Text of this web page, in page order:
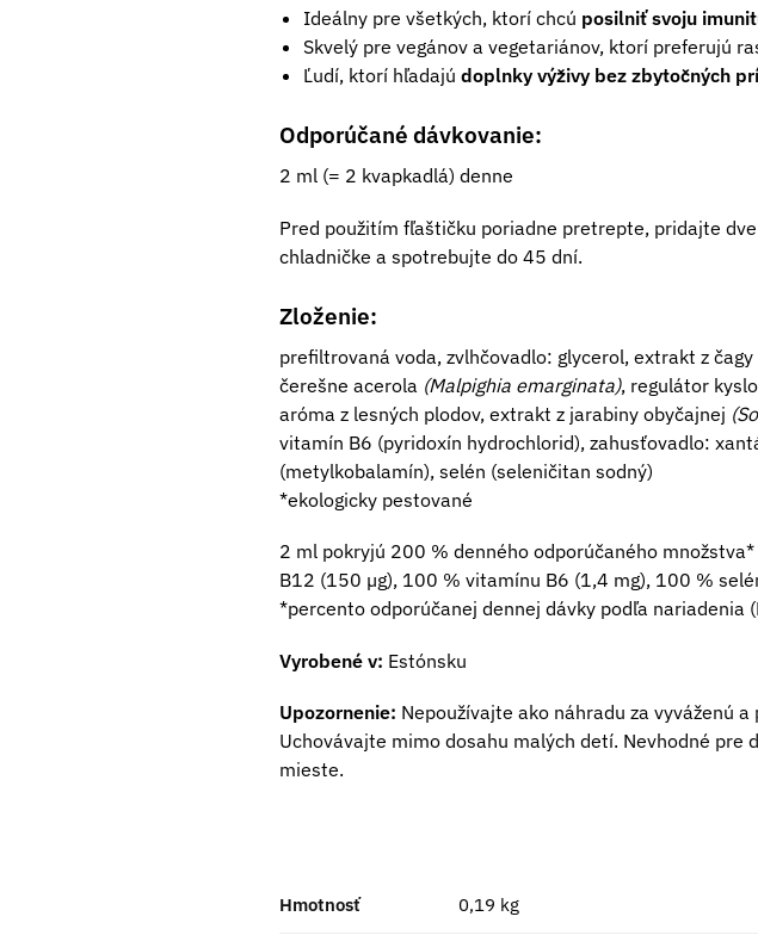
Ideálny pre všetkých, ktorí chcú posilniť svoju
Skvelý pre vegánov a vegetariánov, ktorí preferujú
Ľudí, ktorí hľadajú doplnky výživy bez zbytočných
Odporúčané dávkovanie:
2 ml (= 2 kvapkadlá) denne
Pred použitím fľaštičku poriadne pretrepte, pridajte
chladničke a spotrebujte do 45 dní.
Zloženie:
prefiltrovaná voda, zvlhčovadlo: glycerol, extrakt z čagy
čerešne acerola (Malpighia emarginata), regulátor
aróma z lesných plodov, extrakt z jarabiny obyčajnej
vitamín B6 (pyridoxín hydrochlorid), zahusťovadlo:
(metylkobalamín), selén (seleničitan sodný)
*ekologicky pestované
2 ml pokryjú 200 % denného odporúčaného
B12 (150 ­µg), 100 % vitamínu B6 (1,4 mg), 100 %
*percento odporúčanej dennej dávky podľa nariadenia
Vyrobené v: Estónsku
Upozornenie: Nepoužívajte ako náhradu za vyváženú
Uchovávajte mimo dosahu malých detí. Nevhodné pre
mieste.
Hmotnosť 0,19 kg